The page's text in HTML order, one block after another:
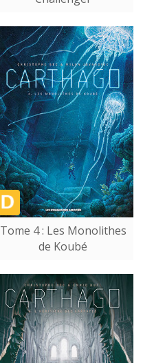
Tome 4 : Les Monolithes
de Koubé